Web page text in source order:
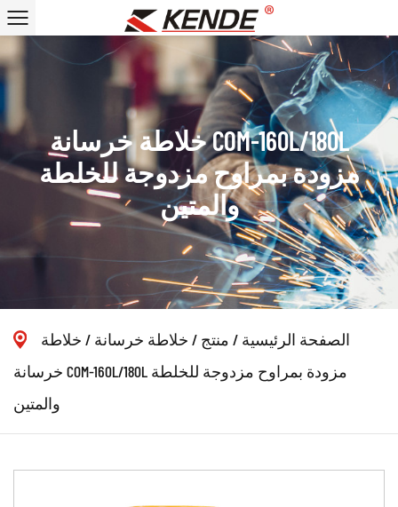
خلاطة خرسانة COM-160L/180L
مزودة بمراوح مزدوجة للخلطة
والمتين
الصفحة الرئيسية / منتج / خلاطة خرسانة / خلاطة
خرسانة COM-160L/180L مزودة بمراوح مزدوجة للخلطة
والمتين